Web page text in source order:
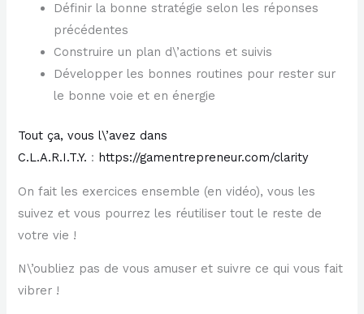
Définir la bonne stratégie selon les réponses
précédentes
Construire un plan d\’actions et suivis
Développer les bonnes routines pour rester sur
le bonne voie et en énergie
Tout ça, vous l\’avez dans
C.L.A.R.I.T.Y. : https://gamentrepreneur.com/clarity
On fait les exercices ensemble (en vidéo), vous les
suivez et vous pourrez les réutiliser tout le reste de
votre vie !
N\’oubliez pas de vous amuser et suivre ce qui vous fait
vibrer !